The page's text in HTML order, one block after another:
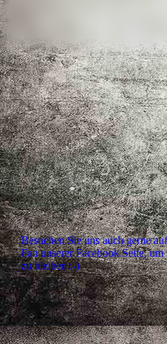
Besuchen Sie uns auch gerne
Fan unserer Facebook Seite,
zu bleiben :-)